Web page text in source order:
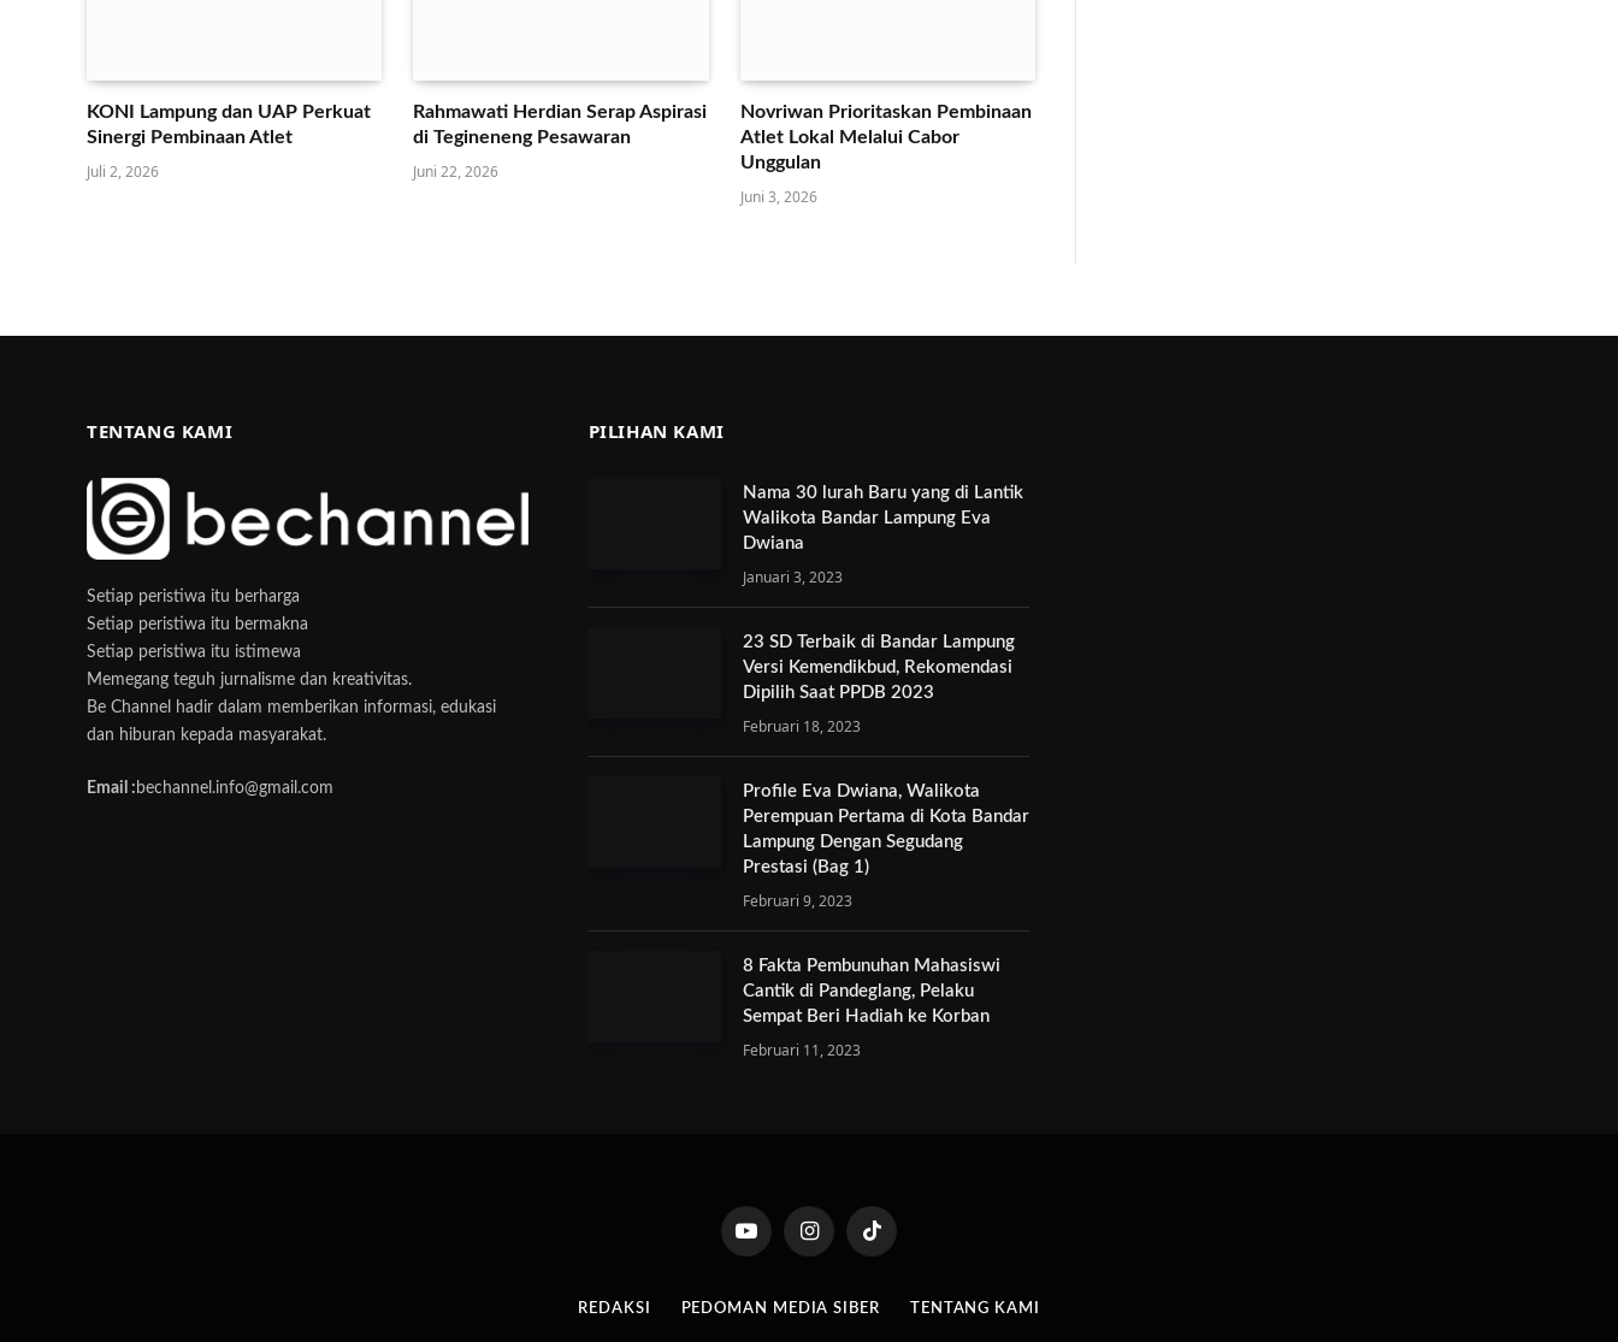
KONI Lampung dan UAP Perkuat
Sinergi Pembinaan Atlet
Juli 2, 2026
Rahmawati Herdian Serap Aspirasi
di Tegineneng Pesawaran
Juni 22, 2026
Novriwan Prioritaskan Pembinaan
Atlet Lokal Melalui Cabor
Unggulan
Juni 3, 2026
TENTANG KAMI
Setiap peristiwa itu berharga
Setiap peristiwa itu bermakna
Setiap peristiwa itu istimewa
Memegang teguh jurnalisme dan kreativitas.
Be Channel hadir dalam memberikan informasi, edukasi
dan hiburan kepada masyarakat.
Email : bechannel.info@gmail.com
PILIHAN KAMI
Nama 30 lurah Baru yang di Lantik
Walikota Bandar Lampung Eva
Dwiana
Januari 3, 2023
23 SD Terbaik di Bandar Lampung
Versi Kemendikbud, Rekomendasi
Dipilih Saat PPDB 2023
Februari 18, 2023
Profile Eva Dwiana, Walikota
Perempuan Pertama di Kota Bandar
Lampung Dengan Segudang
Prestasi (Bag 1)
Februari 9, 2023
8 Fakta Pembunuhan Mahasiswi
Cantik di Pandeglang, Pelaku
Sempat Beri Hadiah ke Korban
Februari 11, 2023
YouTube InstagramTikTok
REDAKSI PEDOMAN MEDIA SIBER TENTANG KAMI